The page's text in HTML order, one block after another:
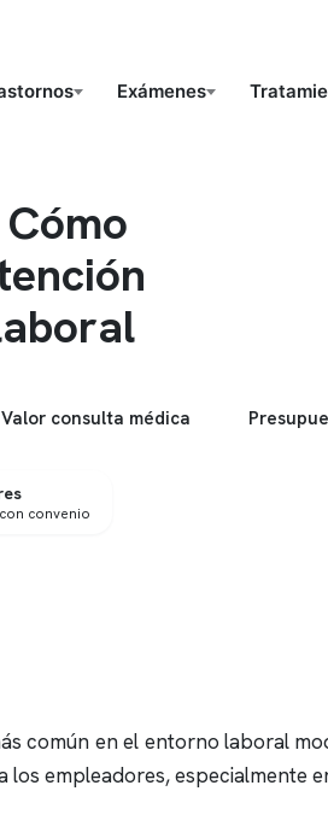
Exámenes
Valor consulta médica
convenio
común en el entorno laboral
empleadores, especialmente